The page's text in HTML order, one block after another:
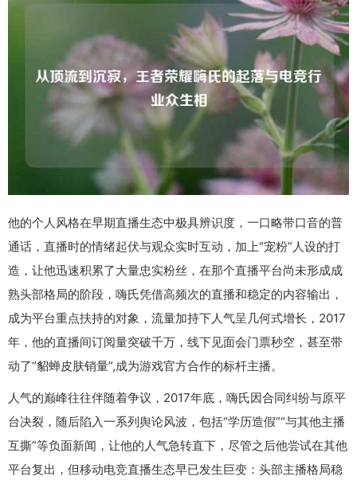
他的个人风格在早期直播生态中极具辨识度，一口略带口音的普
通话，直播时的情绪起伏与观众实时互动，加上“宠粉”人设的打
造，让他迅速积累了大量忠实粉丝，在那个直播平台尚未形成成
熟头部格局的阶段，嗨氏凭借高频次的直播和稳定的内容输出，
成为平台重点扶持的对象，流量加持下人气呈几何式增长，2017
年，他的直播间订阅量突破千万，线下见面会门票秒空，甚至带
动了“貂蝉皮肤销量”,成为游戏官方合作的标杆主播。
人气的巅峰往往伴随着争议，2017年底，嗨氏因合同纠纷与原平
台决裂，随后陷入一系列舆论风波，包括“学历造假”“与其他主播
互撕”等负面新闻，让他的人气急转直下，尽管之后他尝试在其他
平台复出，但移动电竞直播生态早已发生巨变：头部主播格局稳